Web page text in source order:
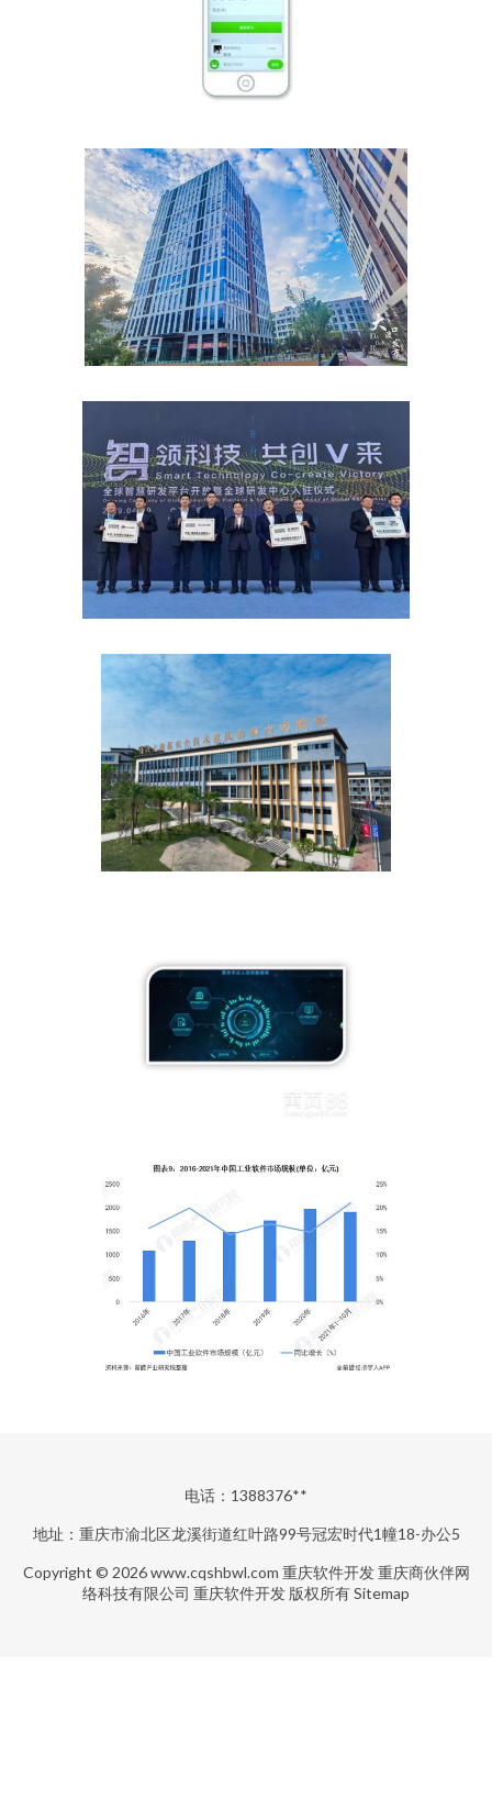
电话：1388376**
地址：重庆市渝北区龙溪街道红叶路99号冠宏时代1幢18-办公5
Copyright © 2026www.cqshbwl.com 重庆软件开发 重庆商伙伴网
络科技有限公司 重庆软件开发 版权所有Sitemap